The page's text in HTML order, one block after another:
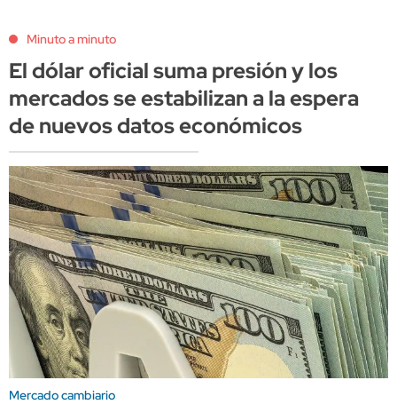
Minuto a minuto
El dólar oficial suma presión y los
mercados se estabilizan a la espera
de nuevos datos económicos
Mercado cambiario